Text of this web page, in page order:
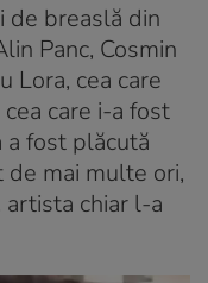
de breaslă din
Panc, Cosmin
Lora, cea care
care i-a fost
a fost plăcută
mai multe ori,
artista chiar l-a